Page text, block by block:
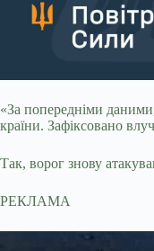
«За попередніми
країни. Зафіксовано
Так, ворог знову
РЕКЛАМА